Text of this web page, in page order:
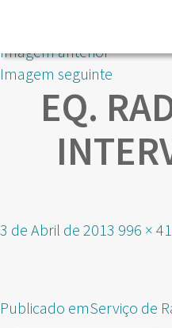
Imagem anterior
Imagem seguinte
EQ.
Publicado
3 de Abril de 2013 996 ×
NAVEGAÇÃO
Publicado emServiço de